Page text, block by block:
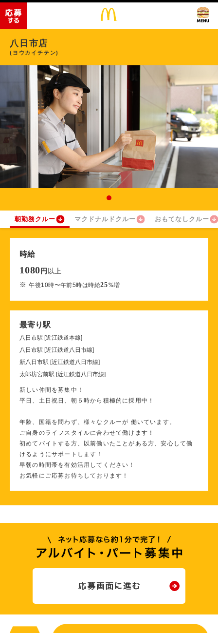
八日市店
(ヨウカイチテン)
朝勤務クルー マクドナルドクルー おもてなしクルー
時給
1080 円 以上
※午後10時〜午前5時は時給25%増
最寄り駅
八日市駅 [近江鉄道本線]
八日市駅 [近江鉄道八日市線]
新八日市駅 [近江鉄道八日市線]
太郎坊宮前駅 [近江鉄道八日市線]
新しい仲間を募集中！
平日、土日祝日、朝５時から積極的に採用中！
年齢、国籍を問わず、様々なクルーが 働いています。
ご自身のライフスタイルに合わせて働けます！
初めてバイトする方、以前働いたことがある方、安心して働
けるようにサポートします！
早朝の時間帯を有効活用してください！
お気軽にご応募お待ちしております！